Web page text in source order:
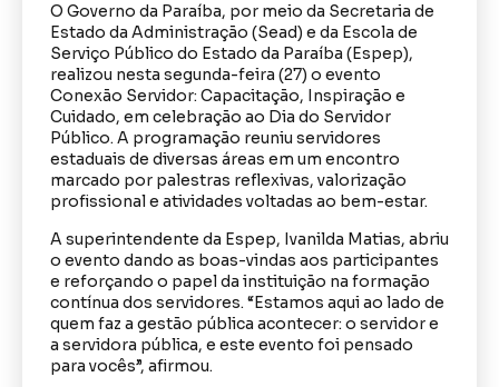
O Governo da Paraíba, por meio da Secretaria de
Estado da Administração (Sead) e da Escola de
Serviço Público do Estado da Paraíba (Espep),
realizou nesta segunda-feira (27) o evento
Conexão Servidor: Capacitação, Inspiração e
Cuidado, em celebração ao Dia do Servidor
Público. A programação reuniu servidores
estaduais de diversas áreas em um encontro
marcado por palestras reflexivas, valorização
profissional e atividades voltadas ao bem-estar.
A superintendente da Espep, Ivanilda Matias, abriu
o evento dando as boas-vindas aos participantes
e reforçando o papel da instituição na formação
contínua dos servidores. “Estamos aqui ao lado de
quem faz a gestão pública acontecer: o servidor e
a servidora pública, e este evento foi pensado
para vocês”, afirmou.